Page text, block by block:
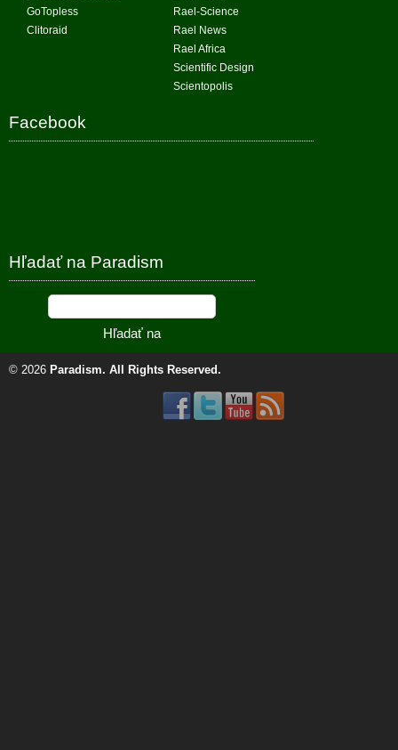
GoTopless
Clitoraid
Rael-Science
Rael News
Rael Africa
Scientific Design
Scientopolis
Facebook
Hľadať na Paradism
© 2026 Paradism. All Rights Reserved.